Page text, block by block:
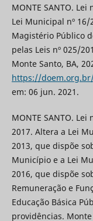
MONTE SANTO.
Lei Municipal nº
Magistério Público
pelas Leis nº 025/
Monte Santo, BA,
https://
em: 06 jun. 2021.
MONTE SANTO.
2017. Altera a Lei
2013, que dispõe
Município e a Lei
2016, que dispõe
Remuneração e
Educação Básica
providências.